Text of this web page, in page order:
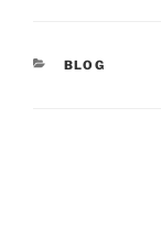
CATEGORIES
BLOG